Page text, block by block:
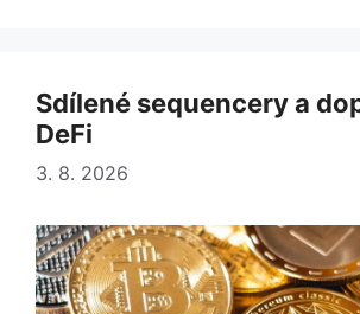
Sdílené sequencery a
DeFi
3. 8. 2026